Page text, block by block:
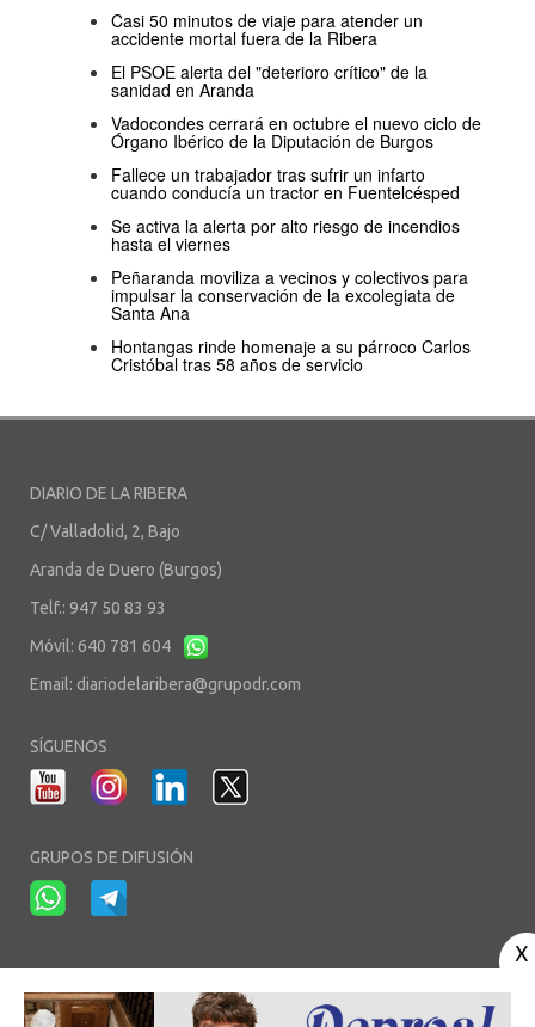
Casi 50 minutos de viaje para atender un
accidente mortal fuera de la Ribera
El PSOE alerta del "deterioro crítico" de la
sanidad en Aranda
Vadocondes cerrará en octubre el nuevo ciclo de
Órgano Ibérico de la Diputación de Burgos
Fallece un trabajador tras sufrir un infarto
cuando conducía un tractor en Fuentelcésped
Se activa la alerta por alto riesgo de incendios
hasta el viernes
Peñaranda moviliza a vecinos y colectivos para
impulsar la conservación de la excolegiata de
Santa Ana
Hontangas rinde homenaje a su párroco Carlos
Cristóbal tras 58 años de servicio
DIARIO DE LA RIBERA
C/ Valladolid, 2, Bajo
Aranda de Duero (Burgos)
Telf.: 947 50 83 93
Móvil: 640 781 604
Email: diariodelaribera@grupodr.com
SÍGUENOS
GRUPOS DE DIFUSIÓN